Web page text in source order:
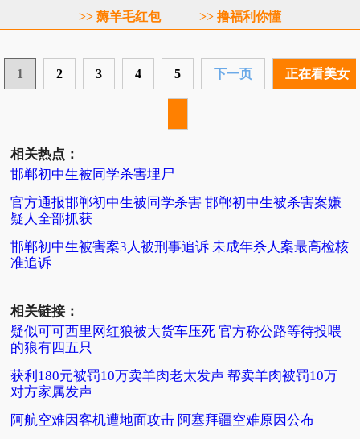
>> 薅羊毛红包
>> 撸福利你懂
1 2 3 4 5 下一页 正在看美女
相关热点：
邯郸初中生被同学杀害埋尸
官方通报邯郸初中生被同学杀害 邯郸初中生被杀害案嫌
疑人全部抓获
邯郸初中生被害案3人被刑事追诉 未成年杀人案最高检核
准追诉
相关链接：
疑似可可西里网红狼被大货车压死 官方称公路等待投喂
的狼有四五只
获利180元被罚10万卖羊肉老太发声 帮卖羊肉被罚10万
对方家属发声
阿航空难因客机遭地面攻击 阿塞拜疆空难原因公布